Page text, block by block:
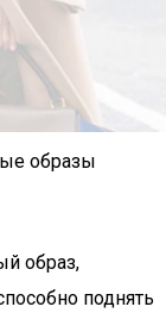
образы
образ,
поднять